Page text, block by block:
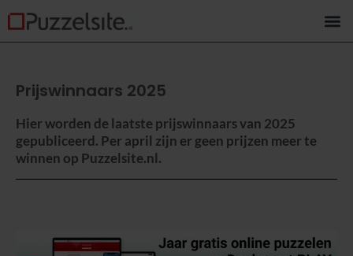
Prijswinnaars 2025
Hier worden de laatste prijswinnaars van 2025
gepubliceerd. Per april zijn er geen prijzen meer te
winnen op Puzzelsite.nl.